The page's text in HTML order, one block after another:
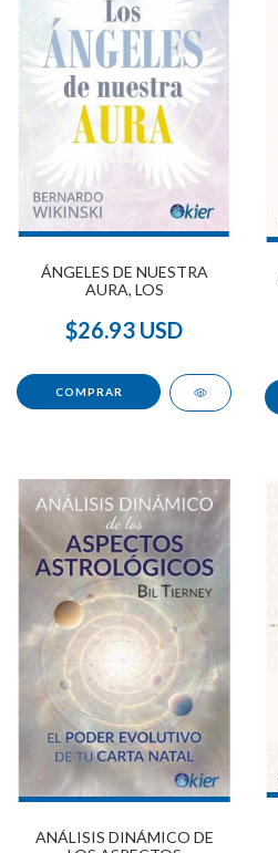
ÁNGELES DE NUESTRA
AURA, LOS
$26.93 USD
ANÁLISIS DINÁMICO DE